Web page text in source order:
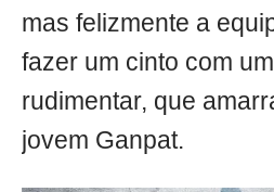
mas felizmente a
fazer um cinto com
rudimentar, que
jovem Ganpat.